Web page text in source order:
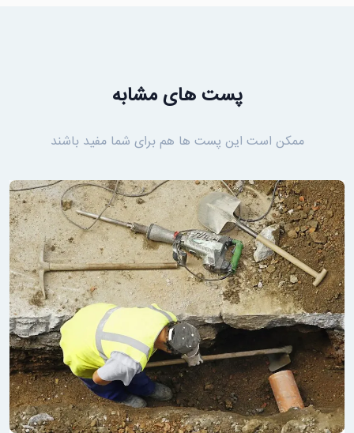
پست های مشابه
ممکن است این پست ها هم برای شما مفید باشند